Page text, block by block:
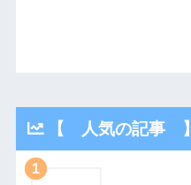
【 人気の記事 】
1